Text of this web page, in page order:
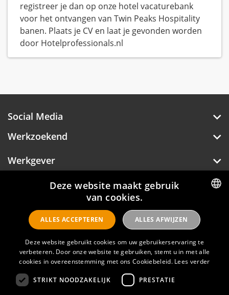
registreer je dan op onze hotel vacaturebank
voor het ontvangen van Twin Peaks Hospitality
banen. Plaats je CV en laat je gevonden worden
door Hotelprofessionals.nl
Social Media
Werkzoekend
Werkgever
Over Hotelprofessionals
Hotelprofessionals
FAQ
Privacyverklaring
DUTCH
ENGLISH
Deze website maakt gebruik
van cookies.
Deze website gebruikt cookies om uw gebruikerservaring te
verbeteren. Door onze website te gebruiken, stemt u in met alle
cookies in overeenstemming met ons Cookiebeleid. Lees verder
STRIKT NOODZAKELIJK PRESTATIE
ALLES ACCEPTEREN ALLES AFWIJZEN